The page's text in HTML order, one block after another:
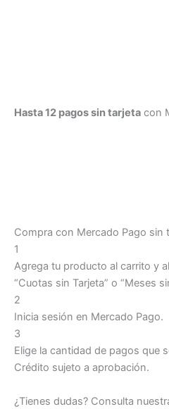
Hasta 12 pagos sin tarjeta con
Compra con Mercado Pago sin
1
Agrega tu producto al carrito y
“Cuotas sin Tarjeta” o “Meses
2
Inicia sesión en Mercado Pago.
3
Elige la cantidad de pagos que
Crédito sujeto a aprobación.
¿Tienes dudas? Consulta